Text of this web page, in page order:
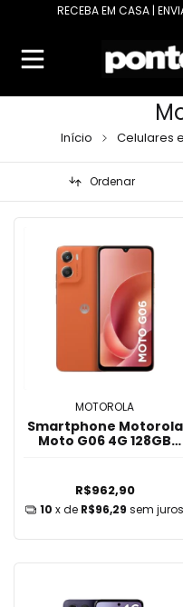
RECEBA EM CASA |
Início Celulares
Ordenar
MOTOROLA
Smartphone Motorola
Moto G06 4G 128GB
6,9" Laranja
R$962,90
10 x de R$96,29 sem juros